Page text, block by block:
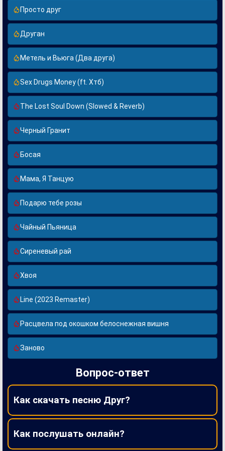
Просто друг
Друган
Метель и Вьюга (Два друга)
Sex Drugs Money (ft. Хтб)
The Lost Soul Down (Slowed & Reverb)
Черный Гранит
Босая
Мама, Я Танцую
Подарю тебе розы
Чайный Пьяница
Сиреневый рай
Хвоя
Line (2023 Remaster)
Расцвела под окошком белоснежная вишня
Заново
Вопрос-ответ
Как скачать песню Друг?
Как послушать онлайн?